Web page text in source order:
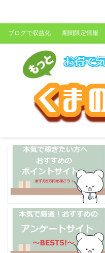
ブログで収益化 期間限定情報